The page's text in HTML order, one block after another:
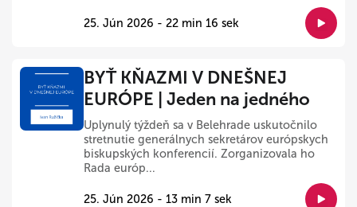
25. Jún 2026 - 22 min 16 sek
BYŤ KŇAZMI V DNEŠNEJ
EURÓPE | Jeden na jedného
Uplynulý týždeň sa v Belehrade uskutočnilo
stretnutie generálnych sekretárov európskych
biskupských konferencií. Zorganizovala ho
Rada európ...
25. Jún 2026 - 13 min 7 sek